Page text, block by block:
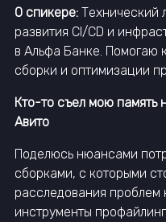
О спикере: Технический
развития CI/CD и
в Альфа Банке. Помогаю
сборки и оптимизации
Кто-то съел мою память
Авито
Поделюсь нюансами
сборками, с которыми
расследования проблем
инструменты